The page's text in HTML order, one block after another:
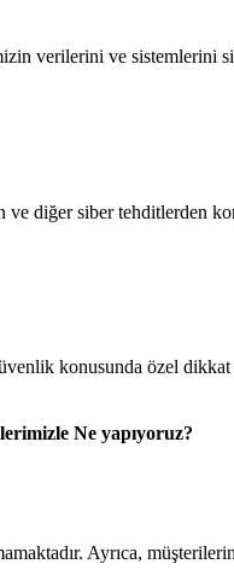
verilerini ve sistemlerini
ve diğer siber tehditlerden
konusunda özel
Ne yapıyoruz?
Ayrıca,